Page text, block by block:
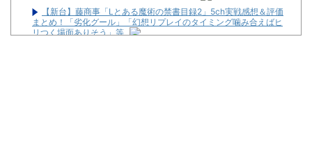
【新台】藤商事「Lとある魔術の禁書目録2」5ch実戦感想＆評価
まとめ！「劣化グール」「幻想リプレイのタイミング噛み合えばヒ
リつく場面ありそう」等